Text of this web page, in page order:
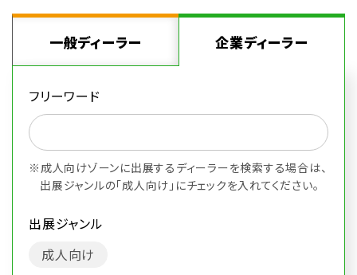
一般ディーラー 企業ディーラー
フリーワード
※成人向けゾーンに出展するディーラーを検索する場合は、
出展ジャンルの「成人向け」にチェックを入れてください。
出展ジャンル
成人向け